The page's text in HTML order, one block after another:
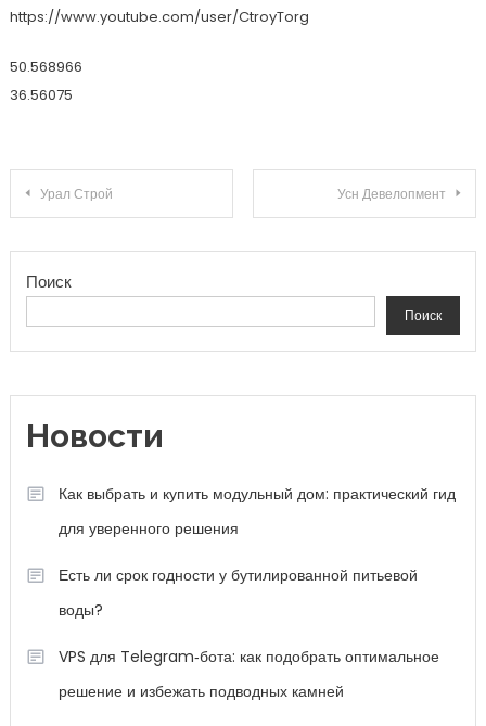
https://www.youtube.com/user/CtroyTorg
50.568966
36.56075
Навигация по записям
Урал Строй Усн Девелопмент
Поиск
Поиск
Новости
Как выбрать и купить модульный дом: практический гид
для уверенного решения
Есть ли срок годности у бутилированной питьевой
воды?
VPS для Telegram‑бота: как подобрать оптимальное
решение и избежать подводных камней